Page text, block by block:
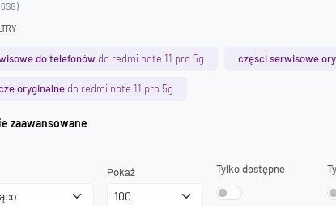
do telefonów do redmi note 11 pro 5g części serwisowe
oryginalne do redmi note 11 pro 5g
Wyszukiwanie zaawansowane
Pokaż Tylko dostępne